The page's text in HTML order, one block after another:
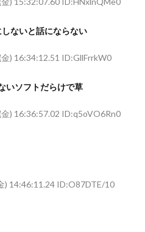
ないと話にならない
) 16:34:12.51 ID:GllFrrkW0
いソフトだらけで草
) 16:36:57.02 ID:q5oVO6Rn0
) 14:46:11.24 ID:O87DTE/10